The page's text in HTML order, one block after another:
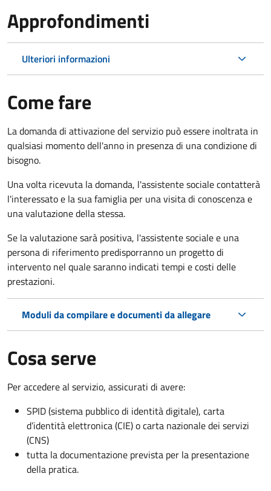
Approfondimenti
Ulteriori informazioni
Come fare
La domanda di attivazione del servizio può essere inoltrata in
qualsiasi momento dell'anno in presenza di una condizione di
bisogno.
Una volta ricevuta la domanda, l'assistente sociale contatterà
l'interessato e la sua famiglia per una visita di conoscenza e
una valutazione della stessa.
Se la valutazione sarà positiva, l'assistente sociale e una
persona di riferimento predisporranno un progetto di
intervento nel quale saranno indicati tempi e costi delle
prestazioni.
Moduli da compilare e documenti da allegare
Cosa serve
Per accedere al servizio, assicurati di avere:
SPID (sistema pubblico di identità digitale), carta
d’identità elettronica (CIE) o carta nazionale dei servizi
(CNS)
tutta la documentazione prevista per la presentazione
della pratica.